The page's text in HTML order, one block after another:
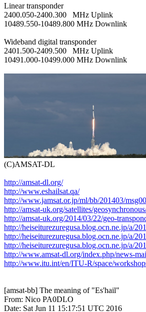
Linear transponder
2400.050-2400.300   MHz Uplink
10489.550-10489.800 MHz Downlink
Wideband digital transponder
2401.500-2409.500   MHz Uplink
10491.000-10499.000 MHz Downlink
(C)AMSAT-DL
http://amsat-dl.org/
http://www.eshailsat.qa/
http://www.jamsat.or.jp/ml/bb/201403/
http://amsat-uk.org/satellites/
http://amsat-uk.org/2014/03/22/geo-
http://heiseiturezuregusa.blog.ocn.ne.jp/a/
http://heiseiturezuregusa.blog.ocn.ne.jp/a/
http://heiseiturezuregusa.blog.ocn.ne.jp/a/
http://www.amsat-dl.org/index.php/news-
http://www.itu.int/en/ITU-R/space/
[amsat-bb] The meaning of "Es'hail"
From: Nico PA0DLO